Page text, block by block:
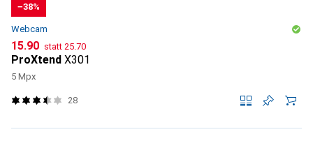
−38%
Webcam
CHF
15.90 statt CHF
25.70
ProXtend X301
5 Mpx
28